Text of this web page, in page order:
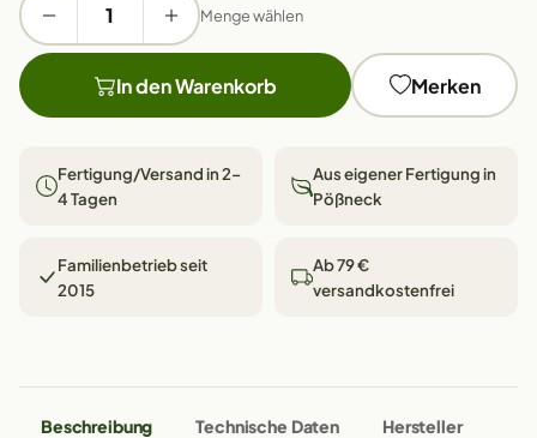
Menge wählen
In den Warenkorb Merken
Fertigung/Versand in 2–
4 Tagen
Aus eigener Fertigung in
Pößneck
Familienbetrieb seit
2015
Ab 79 €
versandkostenfrei
Beschreibung Technische Daten Hersteller